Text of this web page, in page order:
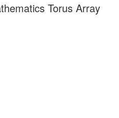
Torus Array